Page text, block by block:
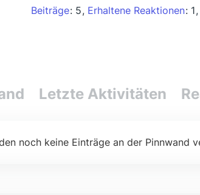
Beiträge 5 Erhaltene Reaktionen 1
Letzte Aktivitäten
noch keine Einträge an der Pinnwand